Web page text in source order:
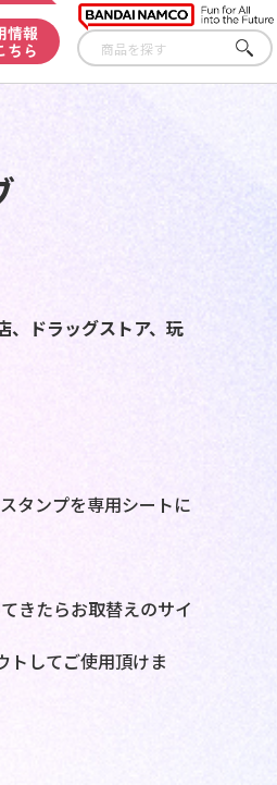
情報
ちら
さが
す
、ドラッグストア、玩
タンプを専用シートに
きたらお取替えのサイ
トしてご使用頂けま